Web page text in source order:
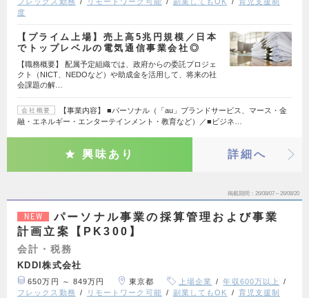
度
【プライム上場】売上高5兆円規模／日本
でトップレベルの電気通信事業会社◎
【職務概要】 配属予定組織では、政府からの委託プロジェ
クト（NICT、NEDOなど）や助成金を活用して、将来の社
会課題の解…
会社概要
【事業内容】 ■パーソナル（「au」ブランドサービス、マース・金
融・エネルギー・エンターテインメント・教育など）／■ビジネ…
興味あり 詳細へ
掲載期間 26/08/07～26/08/20
NEW
パーソナル事業の採算管理および事業
計画立案【PK300】
会計・税務
KDDI株式会社
650万円 ～ 849万円 東京都 上場企業
年収600万以上
フレックス勤務
リモートワーク可能 副業してもOK
育児支援制